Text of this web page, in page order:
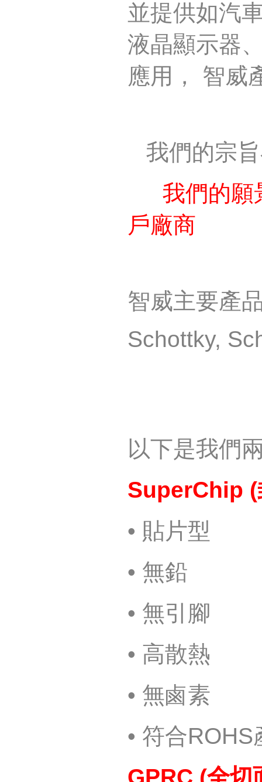
並提供如汽
液晶顯示器
應用，
智威
我們的宗
我們的願
戶廠商
智威主要產
Schottky,
以下是我們
SuperChip (
• 貼片型
• 無鉛
• 無引腳
• 高散熱
• 無鹵素
• 符合ROHS